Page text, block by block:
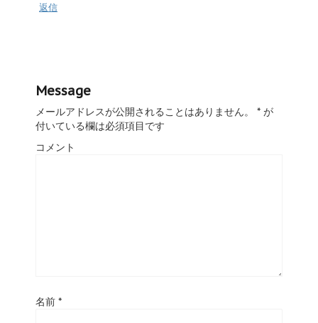
返信
Message
メールアドレスが公開されることはありません。 * が
付いている欄は必須項目です
コメント
名前 *